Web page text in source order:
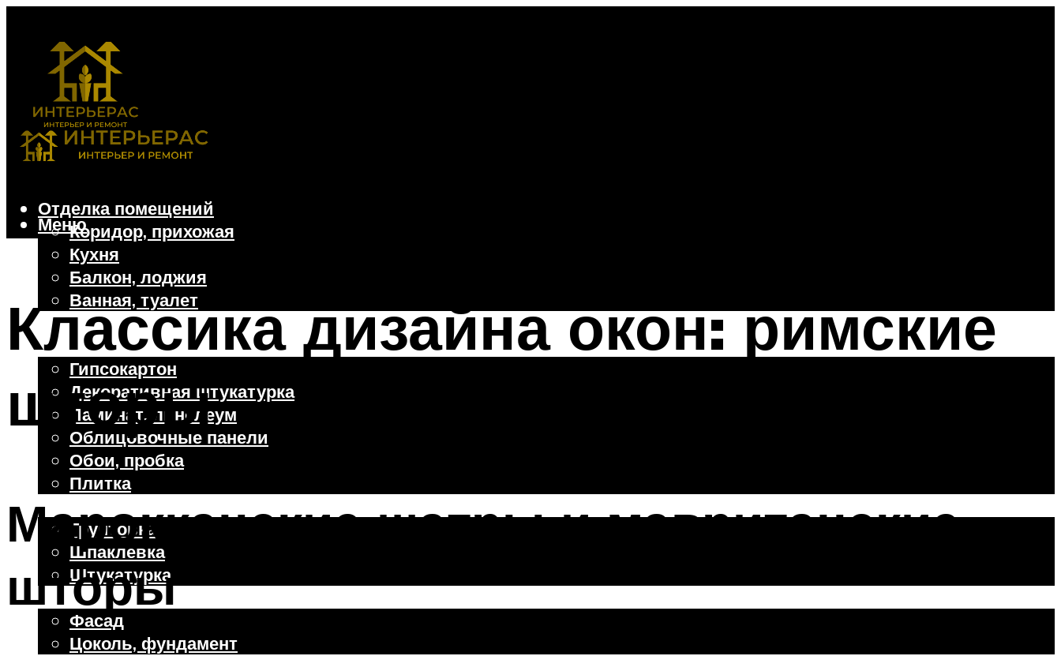
Отделка помещений
Коридор, прихожая
Кухня
Балкон, лоджия
Ванная, туалет
Дачные и частные дома
Отделочные материалы
Гипсокартон
Декоративная штукатурка
Ламинат, линолеум
Облицовочные панели
Обои, пробка
Плитка
Отделочные работы
Грунтовка
Шпаклевка
Штукатурка
Внешняя отделка
Фасад
Цоколь, фундамент
Меню
Классика дизайна окон: римские
шторы
Марокканские шатры и мавританские
шторы